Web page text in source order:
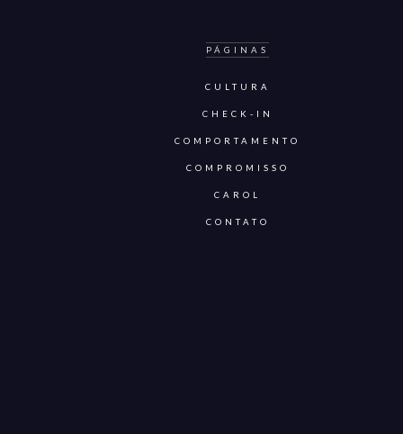
PÁGINAS
CULTURA
CHECK-IN
COMPORTAMENTO
COMPROMISSO
CAROL
CONTATO